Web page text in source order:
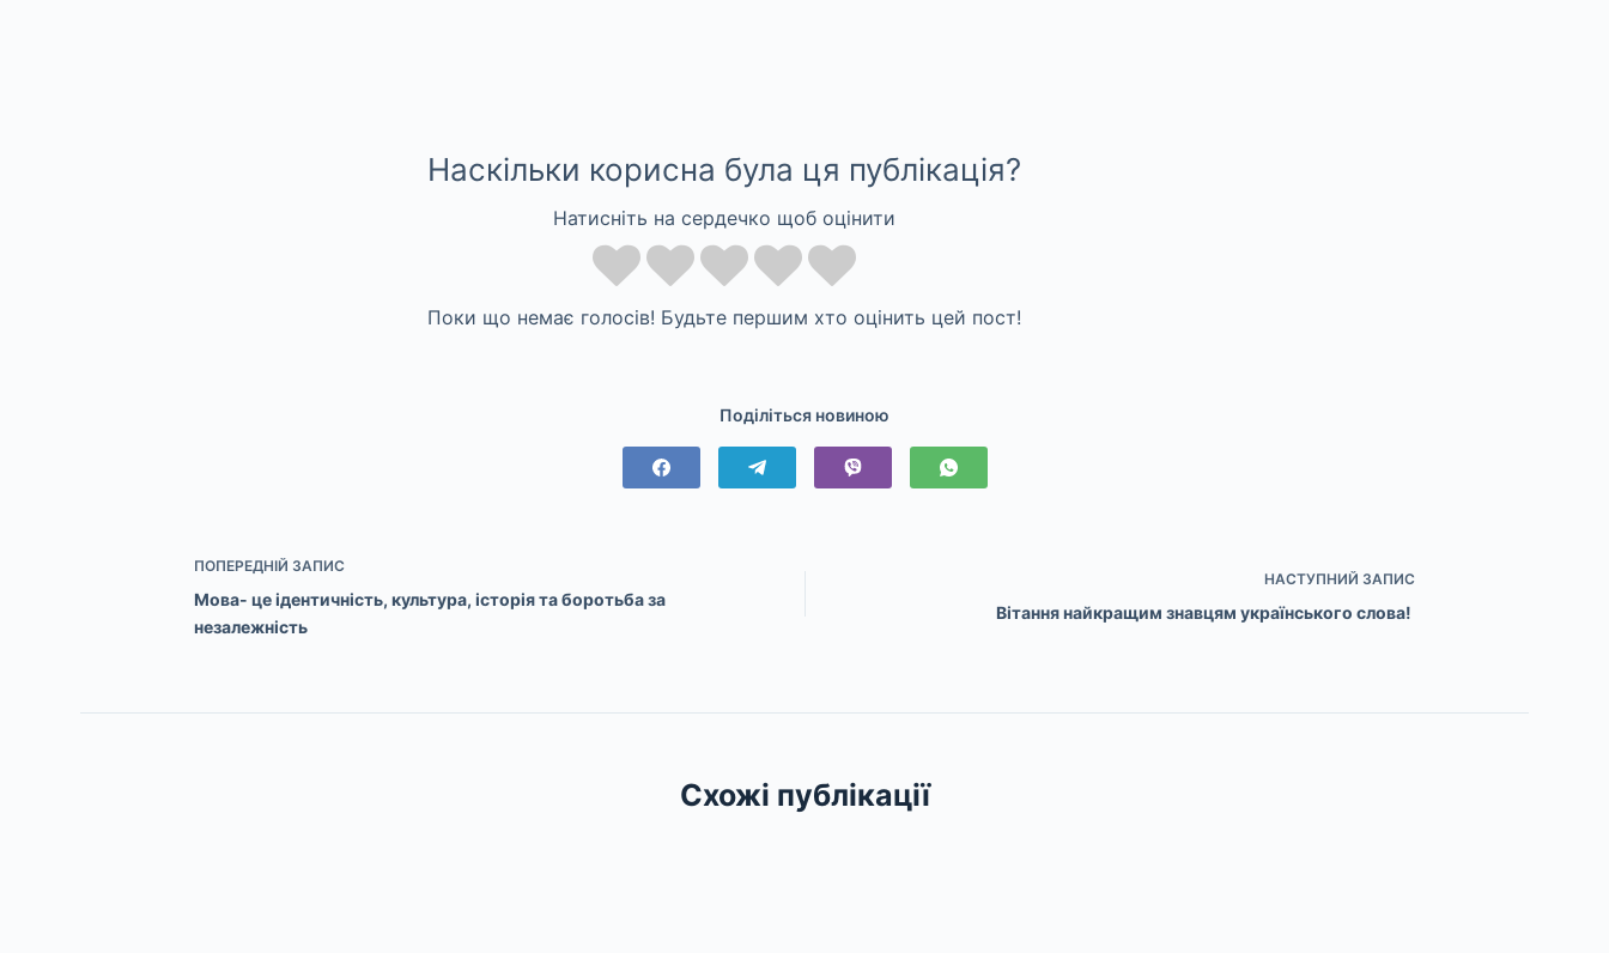
Наскільки корисна була ця публікація?
Натисніть на сердечко щоб оцінити
Поки що немає голосів! Будьте першим хто оцінить цей пост!
Поділіться новиною
ПОПЕРЕДНІЙ ЗАПИС
Мова- це ідентичність, культура, історія та боротьба за
незалежність
НАСТУПНИЙ ЗАПИС
Вітання найкращим знавцям українського слова!
Схожі публікації